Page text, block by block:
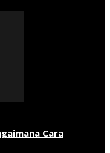
Cara